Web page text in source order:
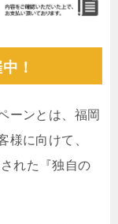
！
ーンとは、福岡
様に向けて、
れた『独自の